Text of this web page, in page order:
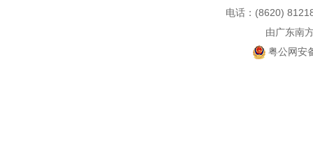
电话：(8620)
由广东南
粤公网安